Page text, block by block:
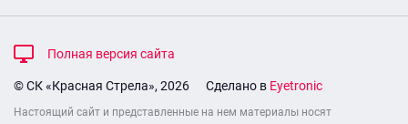
Полная версия сайта
© СК «Красная Стрела», 2026 Сделано в Eyetronic
Настоящий сайт и представленные на нем материалы носят